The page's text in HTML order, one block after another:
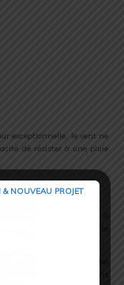
exceptionnelle, le vent ne
de résister à une pluie
NOUVEAU PROJET